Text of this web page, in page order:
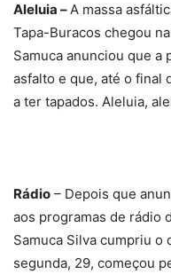
Aleluia –A massa
Tapa-Buracos chegou
Samuca anunciou que a
asfalto e que, até o final
a ter tapados. Aleluia,
Rádio – Depois que
aos programas de rádio
Samuca Silva cumpriu o
segunda, 29, começou